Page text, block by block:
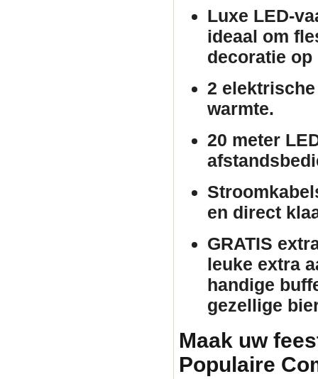
Luxe LED-
ideaal om
decoratie op
2
warmte.
20 meter
en direct
GRATIS
leuke extra
handige
gezellige
Maak uw
Populaire